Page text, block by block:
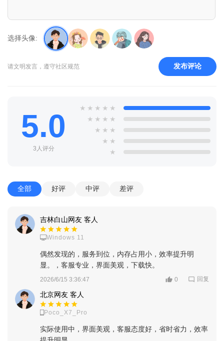
选择头像:
请文明发言，遵守社区规范 发布评论
5.0
3人评分
★ ★ ★ ★ ★
★ ★ ★ ★
★ ★ ★
★ ★
★
全部 好评 中评 差评
吉林白山网友 客人
Windows 11
偶然发现的，服务到位，内存占用小，效率提升明
显。，客服专业，界面美观，下载快。
2026/6/15 3:36:47 0 回复
北京网友 客人
Poco_X7_Pro
实际使用中，界面美观，客服态度好，省时省力，效率